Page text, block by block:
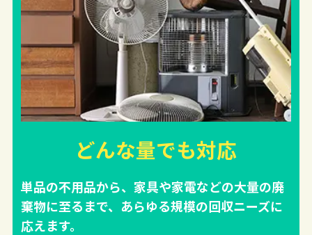
どんな量でも対応
単品の不用品から、家具や家電などの大量の廃
棄物に至るまで、あらゆる規模の回収ニーズに
応えます。